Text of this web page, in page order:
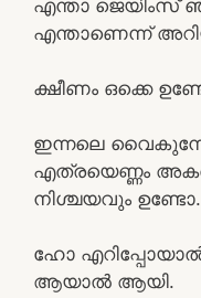
എന്താ ജെയിംസ്
എന്താണെന്ന്
ക്ഷീണം ഒക്കെ
ഇന്നലെ
എത്രയെണ്ണം
നിശ്ചയവും ഉണ്ടോ.
ഹോ
ആയാൽ ആയി.